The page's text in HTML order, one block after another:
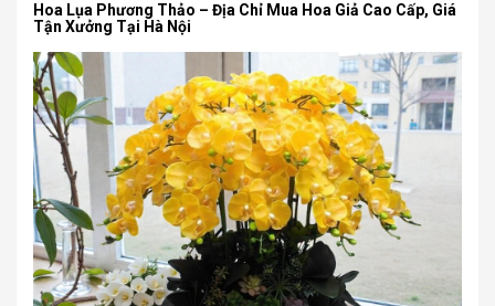
Hoa Lụa Phương Thảo – Địa Chỉ Mua Hoa Giả Cao Cấp, Giá
Tận Xưởng Tại Hà Nội